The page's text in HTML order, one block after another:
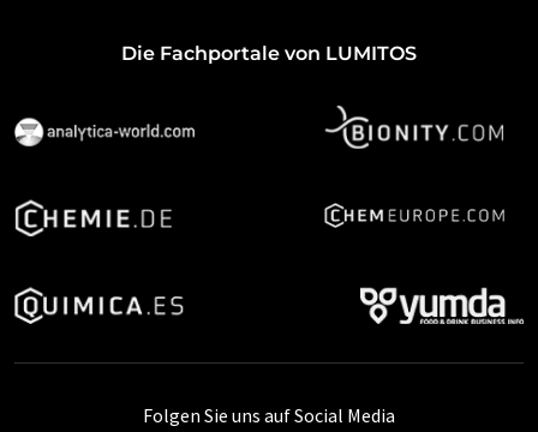
Die Fachportale von LUMITOS
Folgen Sie uns auf Social Media